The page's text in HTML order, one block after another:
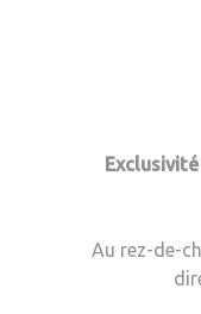
Exclusivité
Au rez-de-